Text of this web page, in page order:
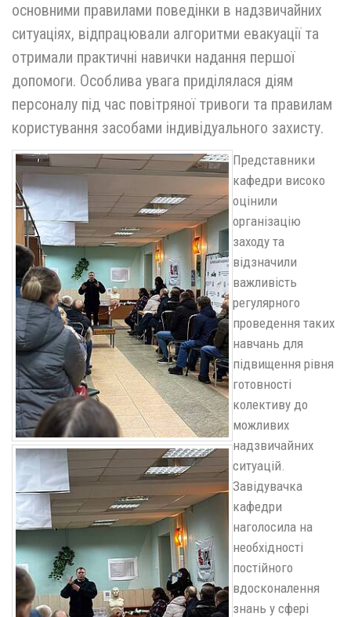
основними правилами поведінки в надзвичайних
ситуаціях, відпрацювали алгоритми евакуації та
отримали практичні навички надання першої
допомоги. Особлива увага приділялася діям
персоналу під час повітряної тривоги та правилам
користування засобами індивідуального захисту.
Представники
кафедри високо
оцінили
організацію
заходу та
відзначили
важливість
регулярного
проведення таких
навчань для
підвищення рівня
готовності
колективу до
можливих
надзвичайних
ситуацій.
Завідувачка
кафедри
наголосила на
необхідності
постійного
вдосконалення
знань у сфері